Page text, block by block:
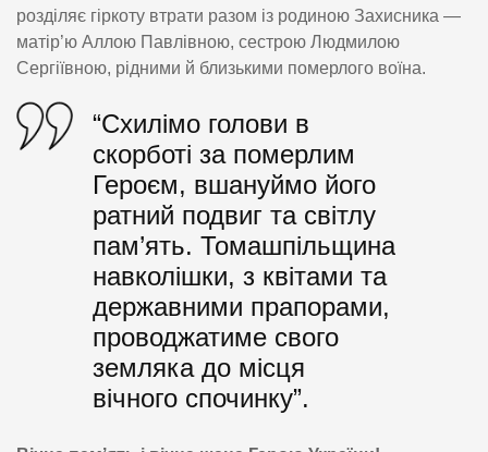
розділяє гіркоту втрати разом із родиною Захисника —
матір’ю Аллою Павлівною, сестрою Людмилою
Сергіївною, рідними й близькими померлого воїна.
“Схилімо голови в
скорботі за померлим
Героєм, вшануймо його
ратний подвиг та світлу
пам’ять. Томашпільщина
навколішки, з квітами та
державними прапорами,
проводжатиме свого
земляка до місця
вічного спочинку”.